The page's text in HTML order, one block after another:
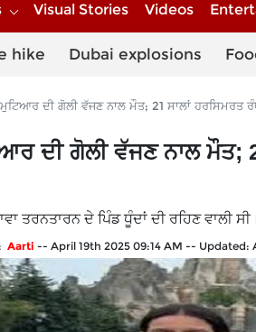
Visual Stories Videos
hike Dubai explosions
ਦੀ ਗੋਲੀ ਵੱਜਣ ਨਾਲ ਮੌਤ; 21 ਸਾਲਾਂ ਹਰਸਿਮਰਤ
ਦੀ ਗੋਲੀ ਵੱਜਣ ਨਾਲ ਮੌਤ;
ਤਰਨਤਾਰਨ ਦੇ ਪਿੰਡ ਧੂੰਦਾਂ ਦੀ ਰਹਿਣ
Aarti -- April 19th 2025 09:14 AM -- Updated: